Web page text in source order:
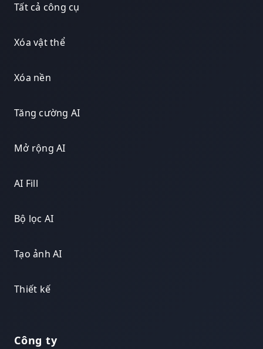
Tất cả công cụ
Xóa vật thể
Xóa nền
Tăng cường AI
Mở rộng AI
AI Fill
Bộ lọc AI
Tạo ảnh AI
Thiết kế
Công ty